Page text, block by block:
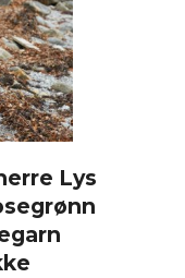
Lys